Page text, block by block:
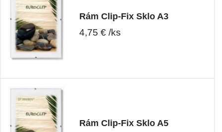
Rám Clip-Fix Sklo A3
4,75 € /ks
Rám Clip-Fix Sklo A5